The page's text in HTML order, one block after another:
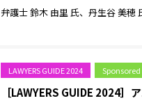
弁護士 鈴木 由里 氏、丹生谷 美
LAWYERS GUIDE 2024 Sponsored
［LAWYERS GUIDE 2024